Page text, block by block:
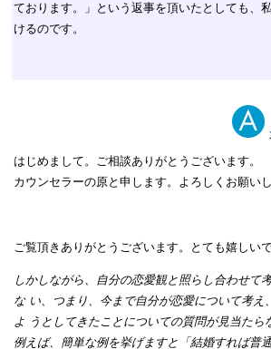
ております。」という返事を頂いたとしても、
けるのです。
はじめまして。ご相談ありがとうございます。
カウンセラーの原と申します。よろしくお願いし
ご覧頂きありがとうございます。とても嬉しいで
しかしながら、自分の恋愛観と照らし合わせて
な い、つまり、今まで自分が恋愛について考え
よ うとしてきたことについての質問が見当たら
例えば、簡単な例を挙げますと「結婚すれば普